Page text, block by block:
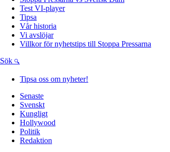
Test VI-player
Tipsa
Vår historia
Vi avslöjar
Villkor för nyhetstips till Stoppa Pressarna
Sök
Tipsa oss om nyheter!
Senaste
Svenskt
Kungligt
Hollywood
Politik
Redaktion